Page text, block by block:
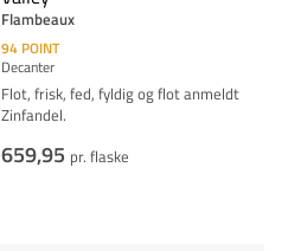
Flambeaux
94 POINT
Decanter
Flot, frisk, fed, fyldig og flot anmeldt
Zinfandel.
659,95 pr. flaske